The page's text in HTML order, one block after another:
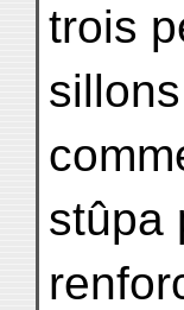
trois
stûpa